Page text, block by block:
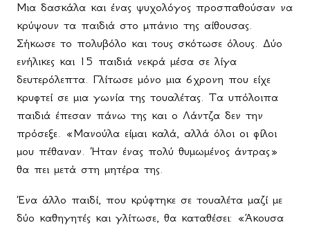
Μια δασκάλα και ένας ψυχολόγος προσπαθούσαν να
κρύψουν τα παιδιά στο μπάνιο της αίθουσας.
Σήκωσε το πολυβόλο και τους σκότωσε όλους. Δύο
ενήλικες και 15 παιδιά νεκρά μέσα σε λίγα
δευτερόλεπτα. Γλίτωσε μόνο μια 6χρονη που είχε
κρυφτεί σε μια γωνία της τουαλέτας. Τα υπόλοιπα
παιδιά έπεσαν πάνω της και ο Λάντζα δεν την
πρόσεξε. «Μανούλα είμαι καλά, αλλά όλοι οι φίλοι
μου πέθαναν. Ήταν ένας πολύ θυμωμένος άντρας»
θα πει μετά στη μητέρα της.
Ένα άλλο παιδί, που κρύφτηκε σε τουαλέτα μαζί με
δύο καθηγητές και γλίτωσε, θα καταθέσει: «Άκουσα